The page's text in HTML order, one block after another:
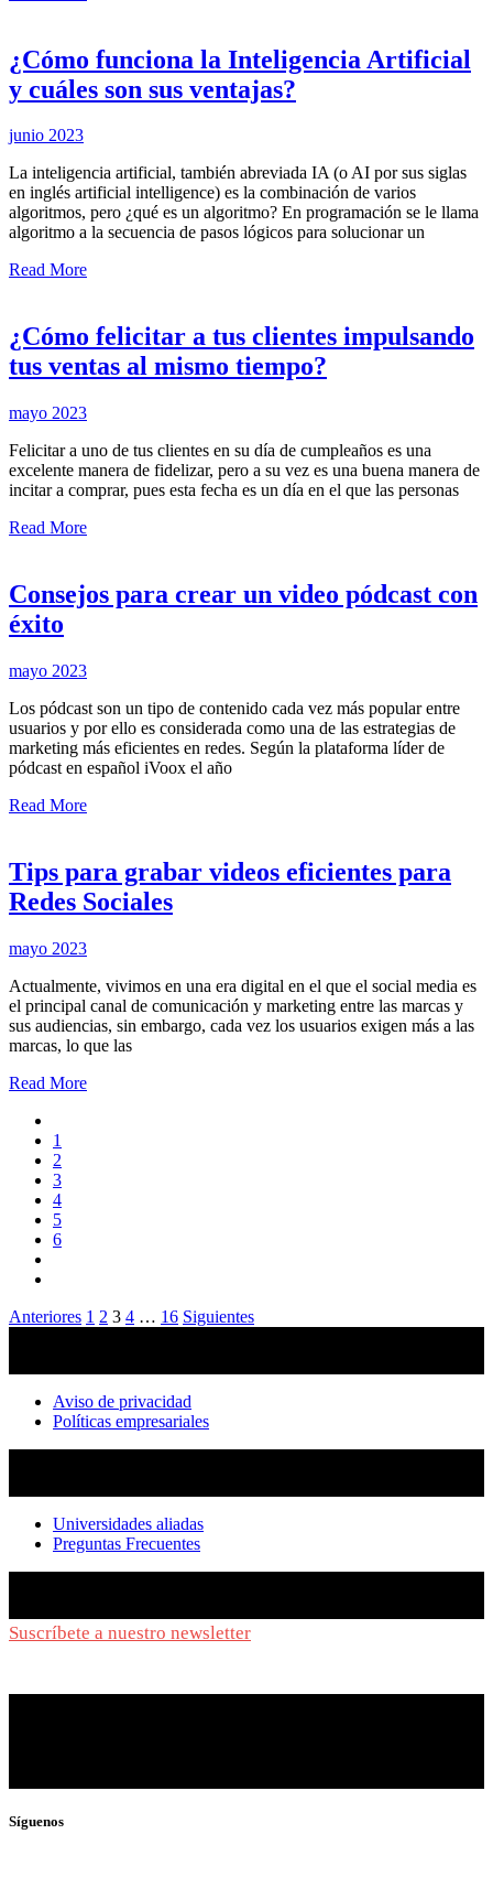
¿Cómo funciona la Inteligencia Artificial
y cuáles son sus ventajas?
junio 2023
La inteligencia artificial, también abreviada IA (o AI por sus siglas
en inglés artificial intelligence) es la combinación de varios
algoritmos, pero ¿qué es un algoritmo? En programación se le llama
algoritmo a la secuencia de pasos lógicos para solucionar un
Read More
¿Cómo felicitar a tus clientes impulsando
tus ventas al mismo tiempo?
mayo 2023
Felicitar a uno de tus clientes en su día de cumpleaños es una
excelente manera de fidelizar, pero a su vez es una buena manera de
incitar a comprar, pues esta fecha es un día en el que las personas
Read More
Consejos para crear un video pódcast con
éxito
mayo 2023
Los pódcast son un tipo de contenido cada vez más popular entre
usuarios y por ello es considerada como una de las estrategias de
marketing más eficientes en redes. Según la plataforma líder de
pódcast en español iVoox el año
Read More
Tips para grabar videos eficientes para
Redes Sociales
mayo 2023
Actualmente, vivimos en una era digital en el que el social media es
el principal canal de comunicación y marketing entre las marcas y
sus audiencias, sin embargo, cada vez los usuarios exigen más a las
marcas, lo que las
Read More
1
2
3
4
5
6
Paginación
entradas
Anteriores 1 2 3 4 … 16 Siguientes
Aviso de privacidad
Políticas empresariales
Universidades aliadas
Preguntas Frecuentes
Suscríbete a nuestro newsletter
Síguenos